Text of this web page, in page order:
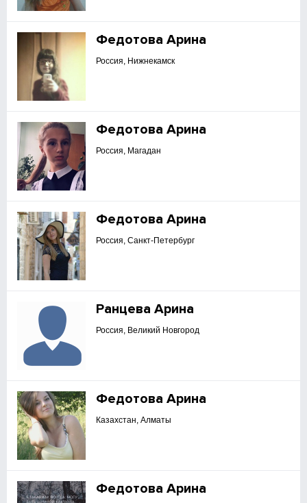
Федотова Арина
Россия, Нижнекамск
Федотова Арина
Россия, Магадан
Федотова Арина
Россия, Санкт-Петербург
Ранцева Арина
Россия, Великий Новгород
Федотова Арина
Казахстан, Алматы
Федотова Арина